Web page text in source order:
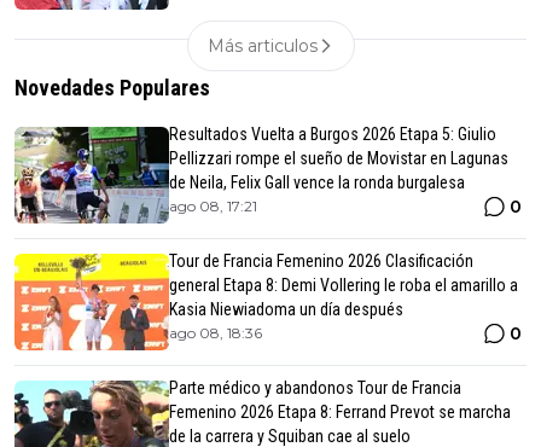
Más articulos
Novedades Populares
Resultados Vuelta a Burgos 2026 Etapa 5: Giulio
Pellizzari rompe el sueño de Movistar en Lagunas
de Neila, Felix Gall vence la ronda burgalesa
ago 08, 17:21 0
Tour de Francia Femenino 2026 Clasificación
general Etapa 8: Demi Vollering le roba el amarillo a
Kasia Niewiadoma un día después
ago 08, 18:36 0
Parte médico y abandonos Tour de Francia
Femenino 2026 Etapa 8: Ferrand Prevot se marcha
de la carrera y Squiban cae al suelo